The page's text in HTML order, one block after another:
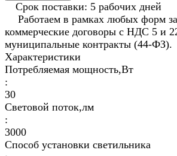
Срок поставки: 5 рабочих дней
Работаем в рамках любых форм
коммерческие договоры с НДС 5 и
муниципальные контракты (44-ФЗ).
Характеристики
Потребляемая мощность,Вт
:
30
Световой поток,лм
:
3000
Способ установки светильника